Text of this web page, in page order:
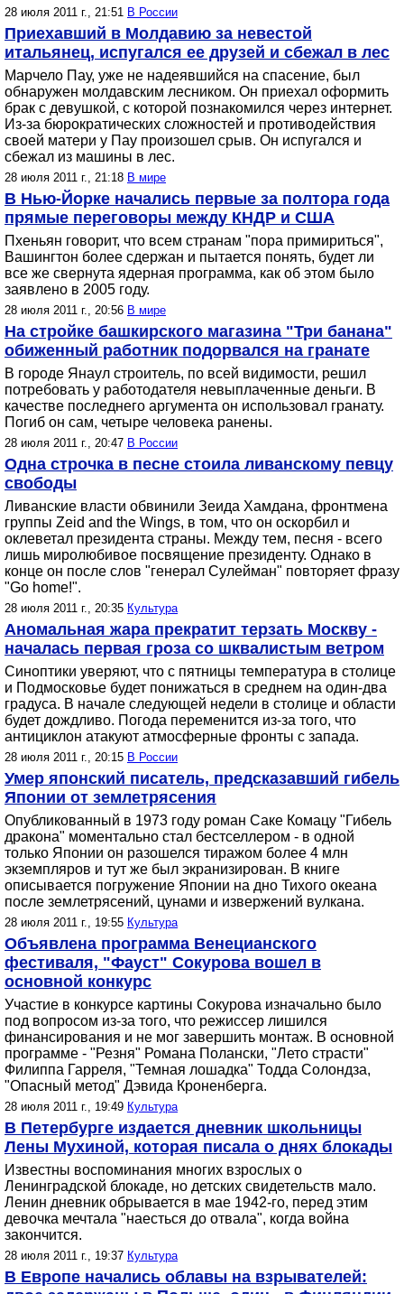
28 июля 2011 г., 21:51 В России
Приехавший в Молдавию за невестой
итальянец, испугался ее друзей и сбежал в лес
Марчело Пау, уже не надеявшийся на спасение, был
обнаружен молдавским лесником. Он приехал оформить
брак с девушкой, с которой познакомился через интернет.
Из-за бюрократических сложностей и противодействия
своей матери у Пау произошел срыв. Он испугался и
сбежал из машины в лес.
28 июля 2011 г., 21:18 В мире
В Нью-Йорке начались первые за полтора года
прямые переговоры между КНДР и США
Пхеньян говорит, что всем странам "пора примириться",
Вашингтон более сдержан и пытается понять, будет ли
все же свернута ядерная программа, как об этом было
заявлено в 2005 году.
28 июля 2011 г., 20:56 В мире
На стройке башкирского магазина "Три банана"
обиженный работник подорвался на гранате
В городе Янаул строитель, по всей видимости, решил
потребовать у работодателя невыплаченные деньги. В
качестве последнего аргумента он использовал гранату.
Погиб он сам, четыре человека ранены.
28 июля 2011 г., 20:47 В России
Одна строчка в песне стоила ливанскому певцу
свободы
Ливанские власти обвинили Зеида Хамдана, фронтмена
группы Zeid and the Wings, в том, что он оскорбил и
оклеветал президента страны. Между тем, песня - всего
лишь миролюбивое посвящение президенту. Однако в
конце он после слов "генерал Сулейман" повторяет фразу
"Go home!".
28 июля 2011 г., 20:35 Культура
Аномальная жара прекратит терзать Москву -
началась первая гроза со шквалистым ветром
Синоптики уверяют, что с пятницы температура в столице
и Подмосковье будет понижаться в среднем на один-два
градуса. В начале следующей недели в столице и области
будет дождливо. Погода переменится из-за того, что
антициклон атакуют атмосферные фронты с запада.
28 июля 2011 г., 20:15 В России
Умер японский писатель, предсказавший гибель
Японии от землетрясения
Опубликованный в 1973 году роман Саке Комацу "Гибель
дракона" моментально стал бестселлером - в одной
только Японии он разошелся тиражом более 4 млн
экземпляров и тут же был экранизирован. В книге
описывается погружение Японии на дно Тихого океана
после землетрясений, цунами и извержений вулкана.
28 июля 2011 г., 19:55 Культура
Объявлена программа Венецианского
фестиваля, "Фауст" Сокурова вошел в
основной конкурс
Участие в конкурсе картины Сокурова изначально было
под вопросом из-за того, что режиссер лишился
финансирования и не мог завершить монтаж. В основной
программе - "Резня" Романа Полански, "Лето страсти"
Филиппа Гарреля, "Темная лошадка" Тодда Солондза,
"Опасный метод" Дэвида Кроненберга.
28 июля 2011 г., 19:49 Культура
В Петербурге издается дневник школьницы
Лены Мухиной, которая писала о днях блокады
Известны воспоминания многих взрослых о
Ленинградской блокаде, но детских свидетельств мало.
Ленин дневник обрывается в мае 1942-го, перед этим
девочка мечтала "наесться до отвала", когда война
закончится.
28 июля 2011 г., 19:37 Культура
В Европе начались облавы на взрывателей: